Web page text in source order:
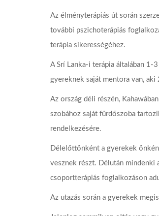
Az élményterápiás út során
további pszichoterápiás
terápia sikerességéhez.
A Srí Lanka-i terápia általában 1-
gyereknek saját mentora van,
Az ország déli részén,
szobához saját fürdőszoba
rendelkezésére.
Délelőttönként a gyerekek
vesznek részt. Délután mindenki
csoportterápiás foglalkozáson
Az utazás során a gyerekek